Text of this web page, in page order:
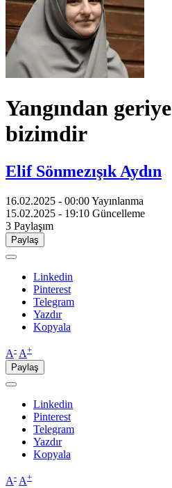
Yangından
bizimdir
Elif Sönmezışık Aydın
16.02.2025 - 00:00Yayınlanma
15.02.2025 - 19:10 Güncelleme
3 Paylaşım
Paylaş
Linkedin
Pinterest
Telegram
Yazdır
Kopyala
A- A+
Paylaş
Linkedin
Pinterest
Telegram
Yazdır
Kopyala
A- A+